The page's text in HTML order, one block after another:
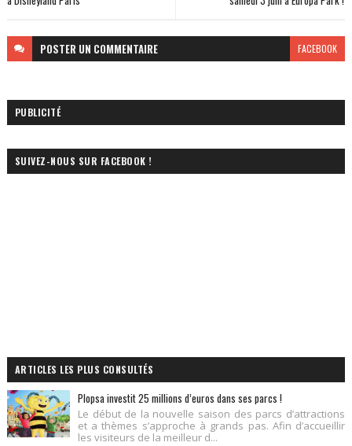
POSTER UN COMMENTAIRE FACEBOOK
PUBLICITÉ
SUIVEZ-NOUS SUR FACEBOOK !
ARTICLES LES PLUS CONSULTÉS
Plopsa investit 25 millions d’euros dans ses parcs !
Le début de la nouvelle saison des parcs d’attractions
et a thèmes s’approche à grands pas. Afin d’accueillir
les visiteurs de la meilleur d...